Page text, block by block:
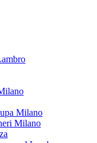
Milano
Milano